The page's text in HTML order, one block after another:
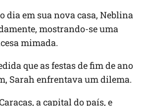
dia em sua nova casa, Neblina
mostrando-se uma
mimada.
que as festas de fim de ano
Sarah enfrentava um dilema.
a capital do país, e